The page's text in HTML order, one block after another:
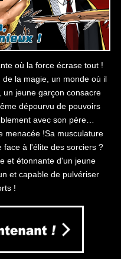
où la force écrase tout !
la magie, un monde où il
jeune garçon consacre
dépourvu de pouvoirs
avec son père…
menacée !Sa musculature
à l'élite des sorciers ?
et étonnante d'un jeune
et capable de pulvériser
!